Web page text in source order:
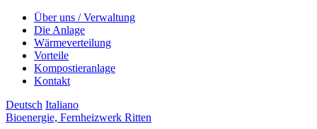
Über uns / Verwaltung
Die Anlage
Wärmeverteilung
Vorteile
Kompostieranlage
Kontakt
Deutsch Italiano
Bioenergie, Fernheizwerk Ritten